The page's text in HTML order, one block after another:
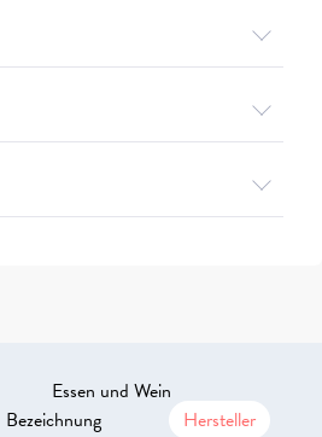
Essen und Wein
Bezeichnung Hersteller